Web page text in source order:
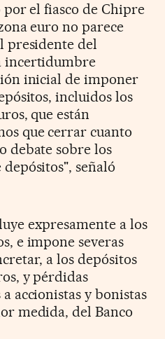
el fiasco de Chipre
euro no parece
presidente del
incertidumbre
inicial de imponer
incluidos los
que están
que cerrar cuanto
debate sobre los
señaló
expresamente a los
e impone severas
a los depósitos
y pérdidas
accionistas y bonistas
medida, del Banco